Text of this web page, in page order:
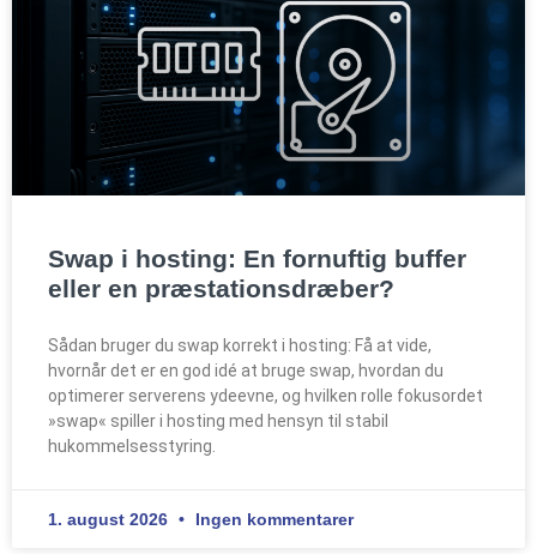
Swap i hosting: En fornuftig buffer
eller en præstationsdræber?
Sådan bruger du swap korrekt i hosting: Få at vide,
hvornår det er en god idé at bruge swap, hvordan du
optimerer serverens ydeevne, og hvilken rolle fokusordet
»swap« spiller i hosting med hensyn til stabil
hukommelsesstyring.
1. august 2026 Ingen kommentarer